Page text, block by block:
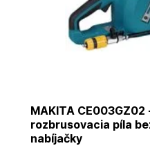
MAKITA
rozbrusovacia píla
nabíjačky